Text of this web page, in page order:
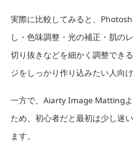
実際に比較してみると、
し・色味調整・光の補正・肌の
切り抜きなどを細かく調整でき
ジをしっかり作り込みたい人向け
一方で、Aiarty Image Matting
ため、初心者だと最初は少し迷
ます。